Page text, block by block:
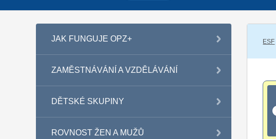
JAK FUNGUJE OPZ+
ZAMĚSTNÁVÁNÍ A VZDĚLÁVÁNÍ
DĚTSKÉ SKUPINY
ROVNOST ŽEN A MUŽŮ
ESF